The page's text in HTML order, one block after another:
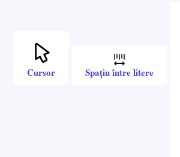
Cursor Spațiu între litere